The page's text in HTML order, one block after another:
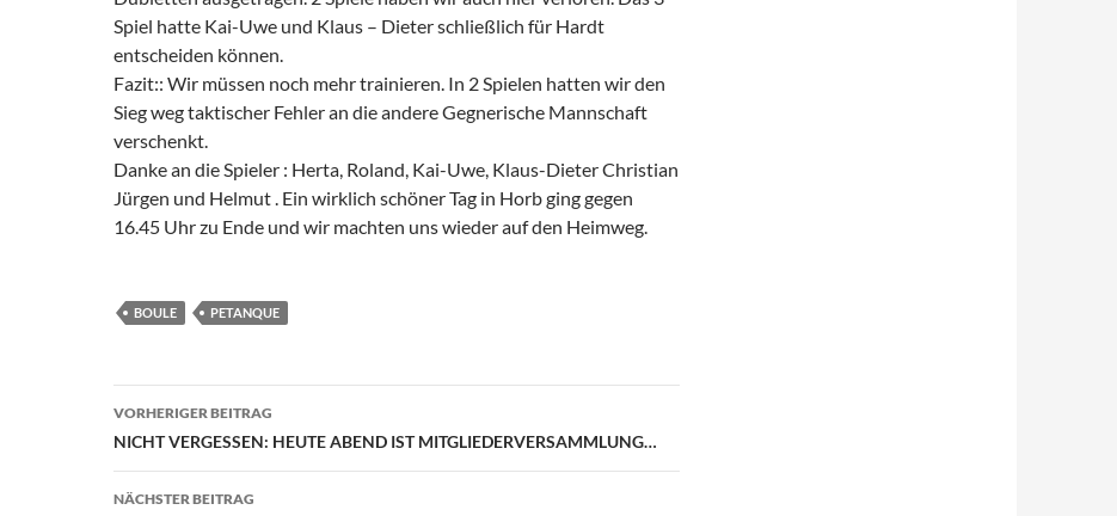
Spiel hatte Kai-Uwe und Klaus – Dieter schließlich für Hardt
entscheiden können.
Fazit:: Wir müssen noch mehr trainieren. In 2 Spielen hatten wir den
Sieg weg taktischer Fehler an die andere Gegnerische Mannschaft
verschenkt.
Danke an die Spieler : Herta, Roland, Kai-Uwe, Klaus-Dieter Christian
Jürgen und Helmut . Ein wirklich schöner Tag in Horb ging gegen
16.45 Uhr zu Ende und wir machten uns wieder auf den Heimweg.
BOULE PETANQUE
Beitragsnavigation
VORHERIGER BEITRAG
NICHT VERGESSEN: HEUTE ABEND IST MITGLIEDERVERSAMMLUNG…
NÄCHSTER BEITRAG